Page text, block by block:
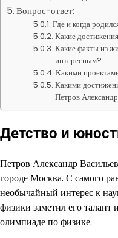
Вопрос-ответ:
Где и когда
Какие
Какие факты из
интересным?
Какими
Какими
Петров
Детство и
Петров Александр
городе Москва. С самого
необычайный интерес к
физики заметил его
олимпиаде по физике.